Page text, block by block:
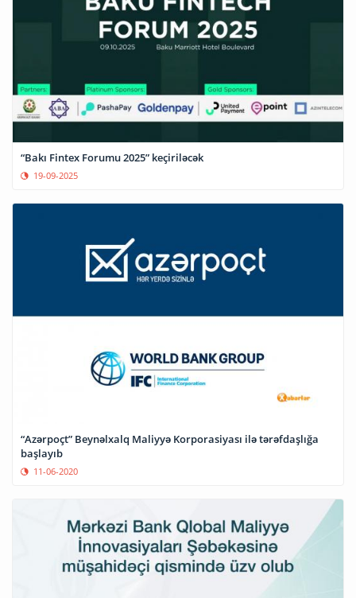
“Bakı Fintex Forumu 2025” keçiriləcək
19-09-2025
“Azərpoçt” Beynəlxalq Maliyyə Korporasiyası ilə tərəfdaşlığa
başlayıb
11-06-2020